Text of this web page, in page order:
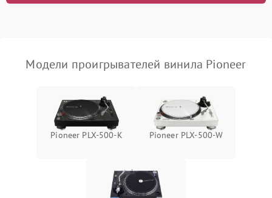
Модели проигрывателей винила Pioneer
Pioneer PLX‑500‑K Pioneer PLX‑500‑W